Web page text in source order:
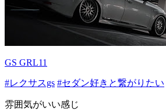
GS GRL11
#レクサスgs #セダン好きと繋がりたい
雰囲気がいい感じ